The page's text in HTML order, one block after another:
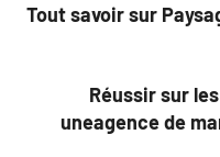
de
Tout savoir sur
Réussir sur
uneagence de